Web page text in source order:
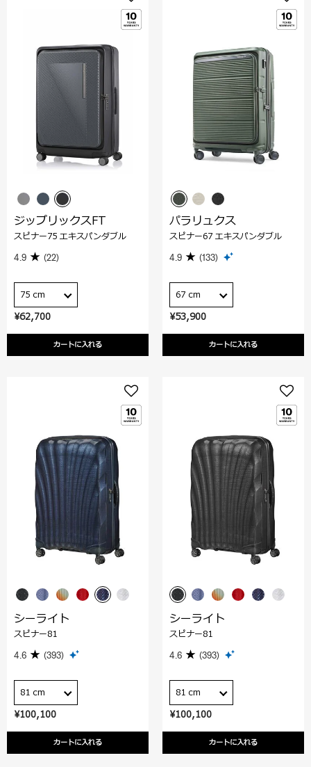
¥62,700
カートに入れる
ジップリックスFT
スピナー75 エキスパンダブル
4.9 (22)
75 cm
¥53,900
カートに入れる
パラリュクス
スピナー67 エキスパンダブル
4.9 (133)
67 cm
¥100,100
カートに入れる
シーライト
スピナー81
4.6 (393)
81 cm
¥100,100
カートに入れる
シーライト
スピナー81
4.6 (393)
81 cm